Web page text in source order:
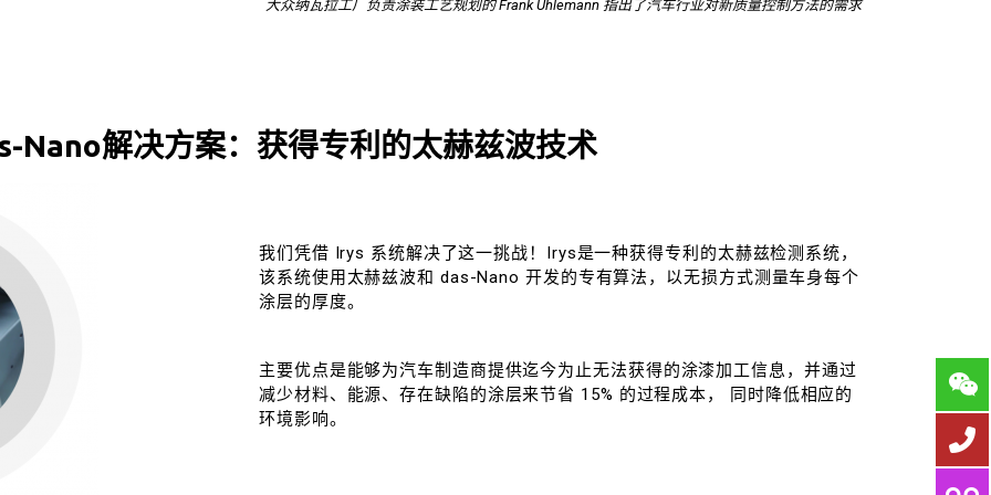
大众纳瓦拉工厂负责涂装工艺规划的 Frank Uhlemann 指出了汽车行业对新质量控制方法的需求
Nano解决方案：获得专利的太赫兹波技术
我们凭借 Irys 系统解决了这一挑战！Irys是一种获得专利的太赫兹检测系统，
该系统使用太赫兹波和 das-Nano 开发的专有算法，以无损方式测量车身每个
涂层的厚度。
主要优点是能够为汽车制造商提供迄今为止无法获得的涂漆加工信息，并通过
减少材料、能源、存在缺陷的涂层来节省 15% 的过程成本， 同时降低相应的
环境影响。